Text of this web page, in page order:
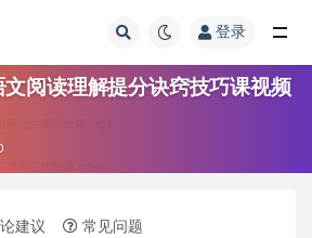
登录
阅读理解提分诀窍技巧课视频
建议 常见问题